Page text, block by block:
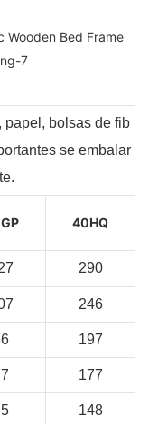
papel, bolsas de fib
se embalar
40HQ
290
246
197
177
148